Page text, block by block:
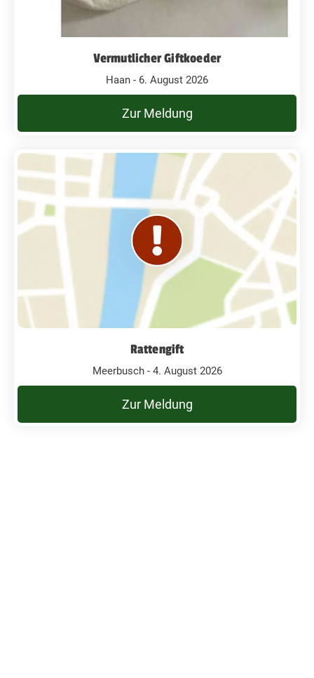
Vermutlicher Giftkoeder
Haan - 6. August 2026
Zur Meldung
Rattengift
Meerbusch - 4. August 2026
Zur Meldung